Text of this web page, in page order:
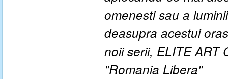
omenesti sau a
deasupra acestui
noii serii, ELITE ART
"Romania Libera"